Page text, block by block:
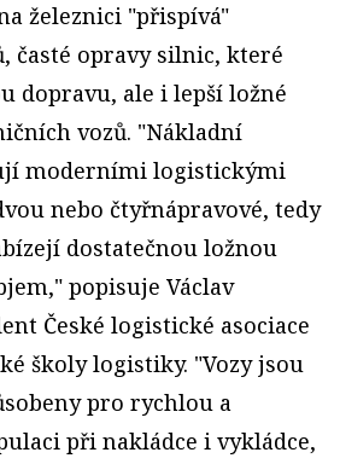
železnici "přispívá"
časté opravy silnic, které
dopravu, ale i lepší ložné
vozů. "Nákladní
moderními logistickými
nebo čtyřnápravové, tedy
dostatečnou ložnou
popisuje Václav
České logistické asociace
školy logistiky. "Vozy jsou
pro rychlou a
při nakládce i vykládce,